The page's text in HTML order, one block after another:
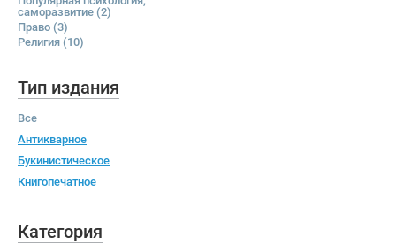
саморазвитие (2)
Право (3)
Религия (10)
Тип издания
Все
Антикварное
Букинистическое
Книгопечатное
Категория